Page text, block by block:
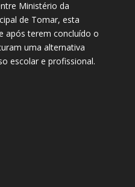
Ministério da
de Tomar, esta
após terem concluído o
uma alternativa
escolar e profissional.